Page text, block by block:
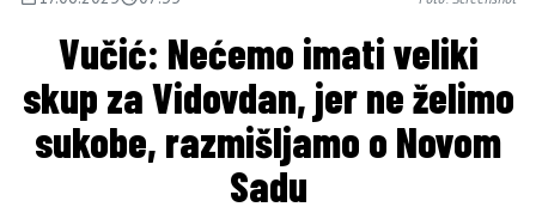
Vučić: Nećemo imati veliki
skup za Vidovdan, jer ne želimo
sukobe, razmišljamo o Novom
Sadu